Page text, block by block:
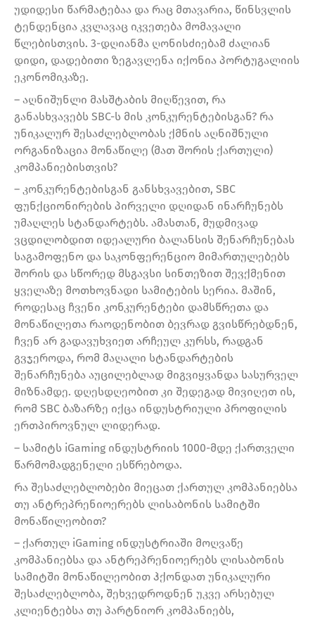
უდიდესი წარმატებაა და რაც მთავარია, წინსვლის
ტენდენცია კვლავაც იკვეთება მომავალი
წლებისთვის. 3-დღიანმა ღონისძიებამ ძალიან
დიდი, დადებითი ზეგავლენა იქონია პორტუგალიის
ეკონომიკაზე.
– აღნიშუნლი მასშტაბის მიღწევით, რა
განასხვავებს SBC-ს მის კონკურენტებისგან? რა
უნიკალურ შესაძლებლობას ქმნის აღნიშნული
ორგანიზაცია მონაწილე (მათ შორის ქართული)
კომპანიებისთვის?
– კონკურენტებისგან განსხვავებით, SBC
ფუნქციონირების პირველი დღიდან ინარჩუნებს
უმაღლეს სტანდარტებს. ამასთან, მუდმივად
ვცდილობდით იდეალური ბალანსის შენარჩუნებას
საგამოფენო და საკონფერენციო მიმართულებებს
შორის და სწორედ მსგავსი სინთეზით შევქმენით
ყველაზე მოთხოვნადი სამიტების სერია. მაშინ,
როდესაც ჩვენი კონკურენტები დამსწრეთა და
მონაწილეთა რაოდენობით ბევრად გვისწრებდნენ,
ჩვენ არ გადავუხვიეთ არჩეულ კურსს, რადგან
გვჯეროდა, რომ მაღალი სტანდარტების
შენარჩუნება აუცილებლად მიგვიყვანდა სასურველ
მიზნამდე. დღესდღეობით კი შედეგად მივიღეთ ის,
რომ SBC ბაზარზე იქცა ინდუსტრიული პროფილის
ერთპიროვნულ ლიდერად.
– სამიტს iGaming ინდუსტრიის 1000-მდე ქართველი
წარმომადგენელი ესწრებოდა.
რა შესაძლებლობები მიეცათ ქართულ კომპანიებსა
თუ ანტრეპრენიოერებს ლისაბონის სამიტში
მონაწილეობით?
– ქართულ iGaming ინდუსტრიაში მოღვაწე
კომპანიებსა და ანტრეპრენიოერებს ლისაბონის
სამიტში მონაწილეობით ჰქონდათ უნიკალური
შესაძლებლობა, შეხვედროდნენ უკვე არსებულ
კლიენტებსა თუ პარტნიორ კომპანიებს,